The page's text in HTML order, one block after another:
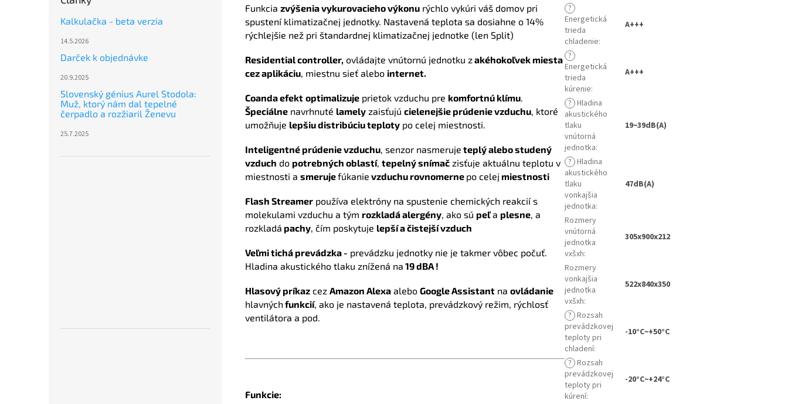
Kalkulačka - beta verzia
14.5.2026
Darček k objednávke
20.9.2025
Slovenský génius Aurel Stodola:
Muž, ktorý nám dal tepelné
čerpadlo a rozžiaril Ženevu
25.7.2025
Funkcia zvýšenia vykurovacieho výkonu rýchlo vykúri váš domov pri
spustení klimatizačnej jednotky. Nastavená teplota sa dosiahne o 14%
rýchlejšie než pri štandardnej klimatizačnej jednotke (len Split)
Residential controller, ovládajte vnútornú jednotku zakéhokoľvek miesta
cez aplikáciu, miestnu sieť alebo internet.
Coanda efekt optimalizuje prietok vzduchu pre komfortnú klímu.
Špeciálne navrhnuté lamely zaisťujú cielenejšie prúdenie vzduchu, ktoré
umožňuje lepšiu distribúciu teploty po celej miestnosti.
Inteligentné prúdenie vzduchu, senzor nasmeruje teplý alebo studený
vzduch do potrebných oblastí, tepelný snímač zisťuje aktuálnu teplotu v
miestnosti a smerujefúkanie vzduchu rovnomerne po celej miestnosti
Flash Streamer používa elektróny na spustenie chemických reakcií s
molekulami vzduchu a tým rozkladá alergény, ako sú peľa plesne, a
rozkladá pachy, čím poskytuje lepší a čistejší vzduch
Veľmi tichá prevádzka - prevádzku jednotky nie je takmer vôbec počuť.
Hladina akustického tlaku znížená na 19 dBA !
Hlasový príkaz cez Amazon Alexa alebo Google Assistant na ovládanie
hlavnýchfunkcií, ako je nastavená teplota, prevádzkový režim, rýchlosť
ventilátora a pod.
Funkcie:
?
Energetická
trieda
chladenie:
A+++
?
Energetická
trieda
kúrenie:
A+++
? Hladina
akustického
tlaku
vnútorná
jednotka:
19~39dB(A)
? Hladina
akustického
tlaku
vonkajšia
jednotka:
47dB(A)
Rozmery
vnútorná
jednotka
vxšxh:
305x900x212
Rozmery
vonkajšia
jednotka
vxšxh:
522x840x350
? Rozsah
prevádzkovej
teploty pri
chladení:
-10°C~+50°C
? Rozsah
prevádzkovej
teploty pri
kúrení:
-20°C~+24°C